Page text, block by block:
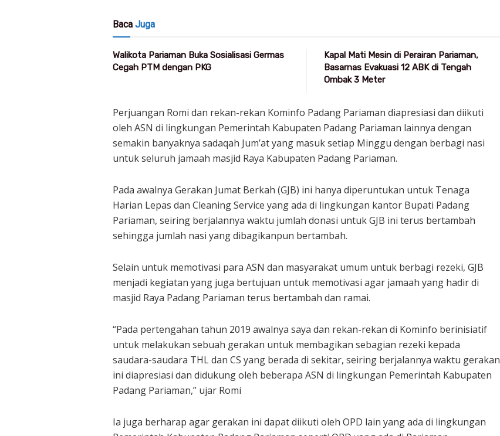
Baca Juga
Walikota Pariaman Buka Sosialisasi Germas
Cegah PTM dengan PKG
Kapal Mati Mesin di Perairan Pariaman,
Basarnas Evakuasi 12 ABK di Tengah
Ombak 3 Meter
Perjuangan Romi dan rekan-rekan Kominfo Padang Pariaman diapresiasi dan diikuti
oleh ASN di lingkungan Pemerintah Kabupaten Padang Pariaman lainnya dengan
semakin banyaknya sadaqah Jum’at yang masuk setiap Minggu dengan berbagi nasi
untuk seluruh jamaah masjid Raya Kabupaten Padang Pariaman.
Pada awalnya Gerakan Jumat Berkah (GJB) ini hanya diperuntukan untuk Tenaga
Harian Lepas dan Cleaning Service yang ada di lingkungan kantor Bupati Padang
Pariaman, seiring berjalannya waktu jumlah donasi untuk GJB ini terus bertambah
sehingga jumlah nasi yang dibagikanpun bertambah.
Selain untuk memotivasi para ASN dan masyarakat umum untuk berbagi rezeki, GJB
menjadi kegiatan yang juga bertujuan untuk memotivasi agar jamaah yang hadir di
masjid Raya Padang Pariaman terus bertambah dan ramai.
“Pada pertengahan tahun 2019 awalnya saya dan rekan-rekan di Kominfo berinisiatif
untuk melakukan sebuah gerakan untuk membagikan sebagian rezeki kepada
saudara-saudara THL dan CS yang berada di sekitar, seiring berjalannya waktu gerakan
ini diapresiasi dan didukung oleh beberapa ASN di lingkungan Pemerintah Kabupaten
Padang Pariaman,” ujar Romi
Ia juga berharap agar gerakan ini dapat diikuti oleh OPD lain yang ada di lingkungan